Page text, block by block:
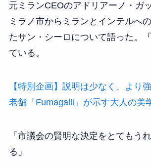
元ミランCEOのアドリアーノ・ガ
ミラノ市からミランとインテルへ
たサン・シーロについて語った。
ている。
【特別企画】説明は少なく、より
老舗「Fumagalli」が示す大人の美
「市議会の賢明な決定をとてもう
る」